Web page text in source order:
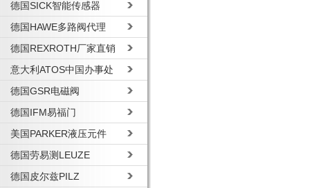
德国SICK智能传感器
德国HAWE多路阀代理
德国REXROTH厂家直销
意大利ATOS中国办事处
德国GSR电磁阀
德国IFM易福门
美国PARKER液压元件
德国劳易测LEUZE
德国皮尔兹PILZ